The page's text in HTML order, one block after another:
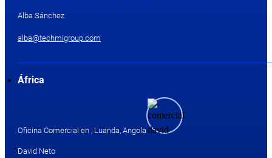
Alba Sánchez
alba@techmigroup.com
África
Oficina Comercial en , Luanda, Angola
David Neto